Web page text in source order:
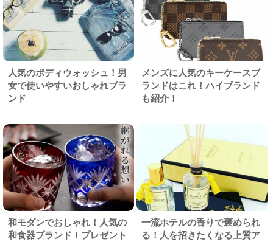
人気のボディウォッシュ！男
女で使いやすいおしゃれブラ
ンド
メンズに人気のキーケースブ
ランドはこれ！ハイブランド
も紹介！
和モダンでおしゃれ！人気の
和食器ブランド！プレゼント
一流ホテルの香りで褒められ
る！人を招きたくなる上質ア